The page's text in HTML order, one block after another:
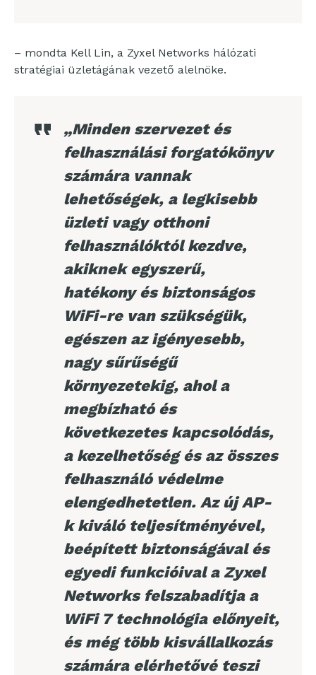
– mondta Kell Lin, a Zyxel Networks hálózati
stratégiai üzletágának vezető alelnöke.
„Minden szervezet és
felhasználási forgatókönyv
számára vannak
lehetőségek, a legkisebb
üzleti vagy otthoni
felhasználóktól kezdve,
akiknek egyszerű,
hatékony és biztonságos
WiFi-re van szükségük,
egészen az igényesebb,
nagy sűrűségű
környezetekig, ahol a
megbízható és
következetes kapcsolódás,
a kezelhetőség és az összes
felhasználó védelme
elengedhetetlen. Az új AP-
k kiváló teljesítményével,
beépített biztonságával és
egyedi funkcióival a Zyxel
Networks felszabadítja a
WiFi 7 technológia előnyeit,
és még több kisvállalkozás
számára elérhetővé teszi